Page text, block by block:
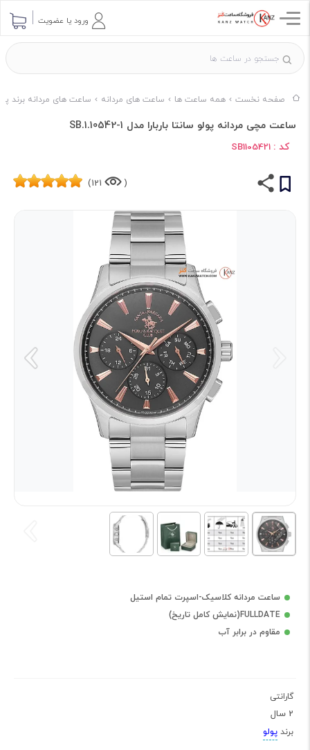
ورود یا عضویت
صفحه نخست همه ساعت ها ساعت های مردانه ساعت های مردانه برند
ساعت مچی مردانه پولو سانتا باربارا مدل SB.1.10542-1
کد : SB1105421
(
121)
ساعت مردانه کلاسیک-اسپرت تمام استیل
FULLDATE(نمایش کامل تاریخ)
مقاوم در برابر آب
گارانتی
2 سال
برند پولو